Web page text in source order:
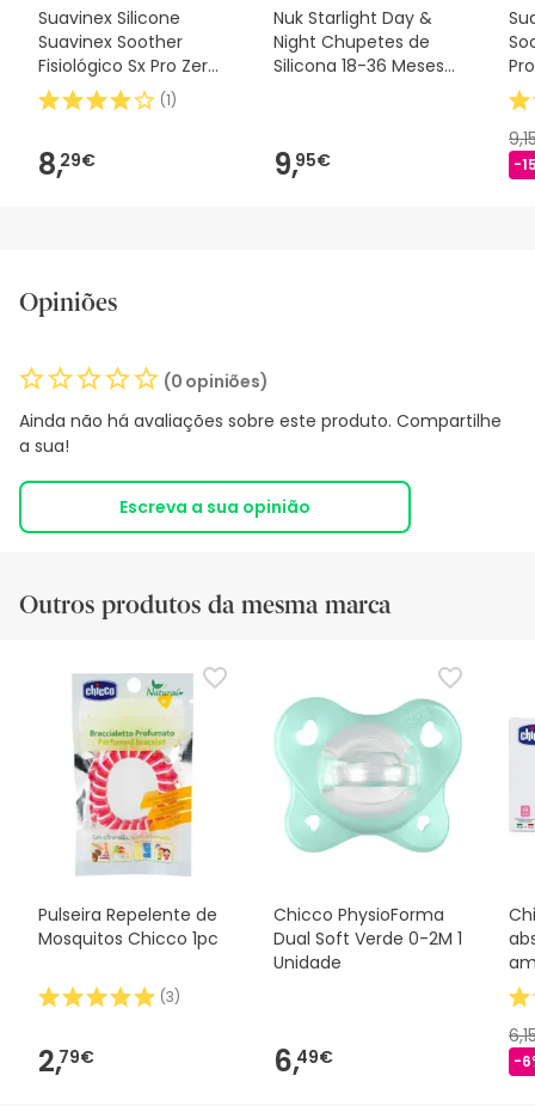
Suavinex Silicone
Suavinex Soother
Fisiológico Sx Pro Zero
2m 1 peça
(1)
8,29€
Nuk Starlight Day &
Night Chupetes de
Silicona 18-36 Meses
9,95€ -
Opiniões
(0 opiniões)
Ainda não há avaliações sobre este produto. Compartilhe
a sua!
Escreva a sua opinião
Outros produtos da mesma marca
Pulseira Repelente de
Mosquitos Chicco 1pc
(3)
2,79€
Chicco PhysioForma
Dual Soft Verde 0-2M 1
Unidade
6,49€ -